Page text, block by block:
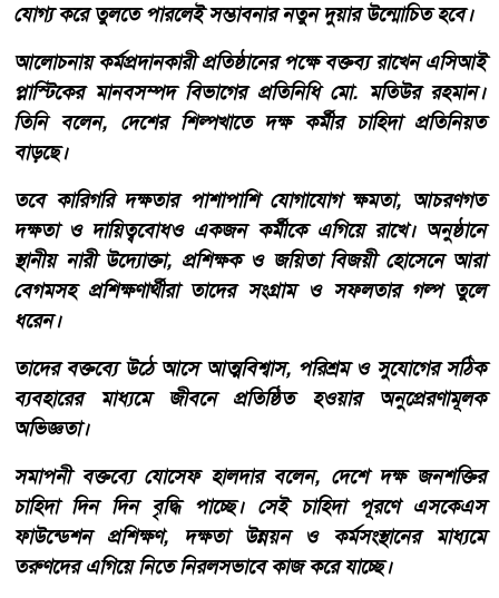
যোগ্য করে তুলতে পারলেই সম্ভাবনার নতুন দুয়ার উন্মোচিত হবে।
আলোচনায় কর্মপ্রদানকারী প্রতিষ্ঠানের পক্ষে বক্তব্য রাখেন এসিআই
প্লাস্টিকের মানবসম্পদ বিভাগের প্রতিনিধি মো. মতিউর রহমান।
তিনি বলেন, দেশের শিল্পখাতে দক্ষ কর্মীর চাহিদা প্রতিনিয়ত
বাড়ছে।
তবে কারিগরি দক্ষতার পাশাপাশি যোগাযোগ ক্ষমতা, আচরণগত
দক্ষতা ও দায়িত্ববোধও একজন কর্মীকে এগিয়ে রাখে। অনুষ্ঠানে
স্থানীয় নারী উদ্যোক্তা, প্রশিক্ষক ও জয়িতা বিজয়ী হোসেনে আরা
বেগমসহ প্রশিক্ষণার্থীরা তাদের সংগ্রাম ও সফলতার গল্প তুলে
ধরেন।
তাদের বক্তব্যে উঠে আসে আত্মবিশ্বাস, পরিশ্রম ও সুযোগের সঠিক
ব্যবহারের মাধ্যমে জীবনে প্রতিষ্ঠিত হওয়ার অনুপ্রেরণামূলক
অভিজ্ঞতা।
সমাপনী বক্তব্যে যোসেফ হালদার বলেন, দেশে দক্ষ জনশক্তির
চাহিদা দিন দিন বৃদ্ধি পাচ্ছে। সেই চাহিদা পূরণে এসকেএস
ফাউন্ডেশন প্রশিক্ষণ, দক্ষতা উন্নয়ন ও কর্মসংস্থানের মাধ্যমে
তরুণদের এগিয়ে নিতে নিরলসভাবে কাজ করে যাচ্ছে।